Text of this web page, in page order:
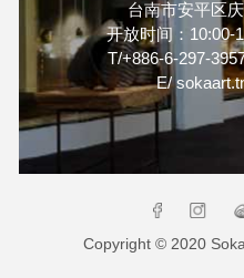
台南市安平区
开放时间：10:00-
T/+886-6-297-
E/
Copyright © 2020